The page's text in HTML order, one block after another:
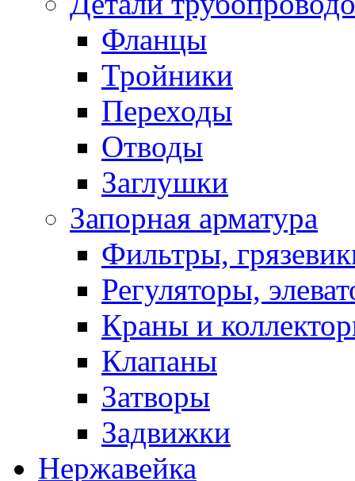
Фланцы
Тройники
Переходы
Отводы
Заглушки
Запорная арматура
Фильтры,
Регуляторы,
Краны и
Клапаны
Затворы
Задвижки
Нержавейка